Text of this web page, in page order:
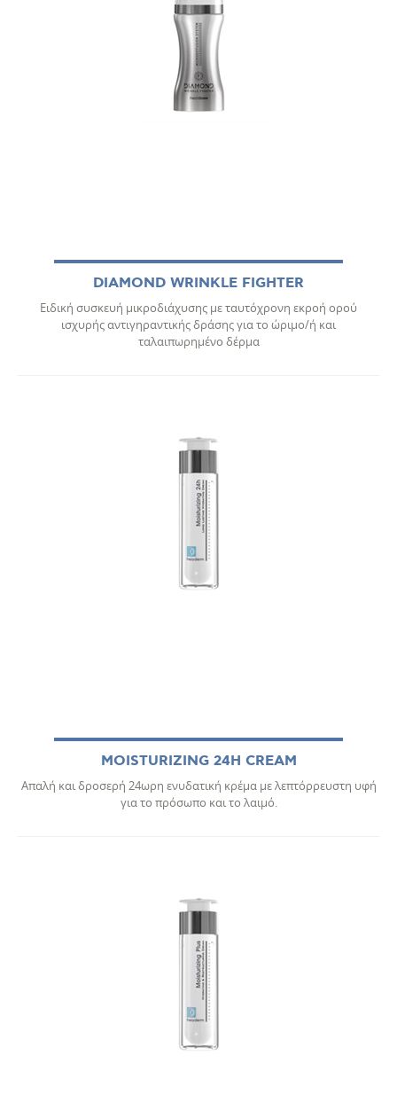
DIAMOND WRINKLE FIGHTER
Ειδική συσκευή μικροδιάχυσης με ταυτόχρονη εκροή ορού
ισχυρής αντιγηραντικής δράσης για το ώριμο/ή και
ταλαιπωρημένο δέρμα
MOISTURIZING 24H CREAM
Απαλή και δροσερή 24ωρη ενυδατική κρέμα με λεπτόρρευστη υφή
για το πρόσωπο και το λαιμό.